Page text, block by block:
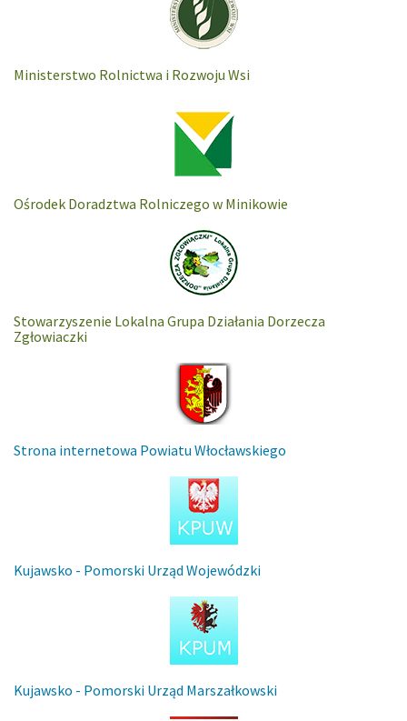
Ministerstwo Rolnictwa i Rozwoju Wsi
Ośrodek Doradztwa Rolniczego w Minikowie
Stowarzyszenie Lokalna Grupa Działania Dorzecza
Zgłowiaczki
Strona internetowa Powiatu Włocławskiego
Kujawsko - Pomorski Urząd Wojewódzki
Kujawsko - Pomorski Urząd Marszałkowski